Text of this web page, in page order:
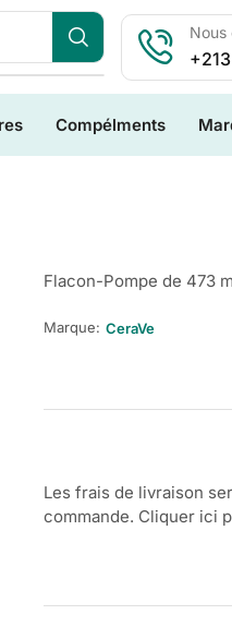
Nous
Compélments
Flacon-Pompe de 473
Marque: CeraVe
Les frais de livraison
commande. Cliquer ici